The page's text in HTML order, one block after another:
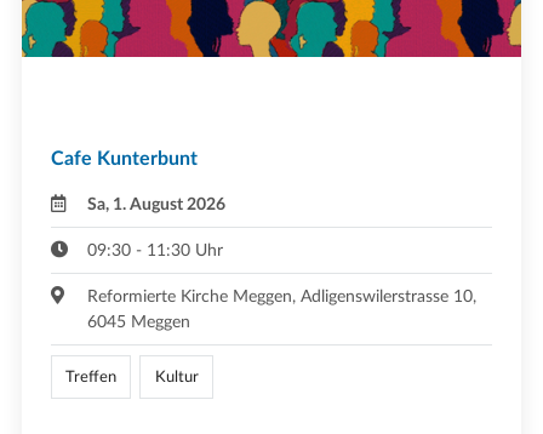
Cafe Kunterbunt
Sa, 1. August 2026
09:30 - 11:30 Uhr
Reformierte Kirche Meggen, Adligenswilerstrasse 10,
6045 Meggen
Treffen Kultur